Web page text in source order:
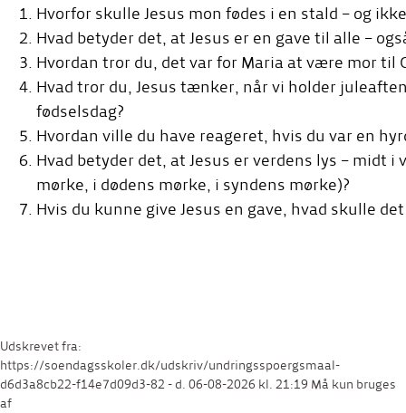
Hvorfor skulle Jesus mon fødes i en stald – og
Hvad betyder det, at Jesus er en gave til alle –
Hvordan tror du, det var for Maria at være mor til
Hvad tror du, Jesus tænker, når vi holder
fødselsdag?
Hvordan ville du have reageret, hvis du var en
Hvad betyder det, at Jesus er verdens lys –
mørke, i dødens mørke, i syndens mørke)?
Hvis du kunne give Jesus en gave, hvad skulle
Udskrevet fra:
https://soendagsskoler.dk/udskriv/undringsspoergsmaal-
d6d3a8cb22-f14e7d09d3-82 - d. 06-08-2026 kl. 21:19 Må kun bruges
af